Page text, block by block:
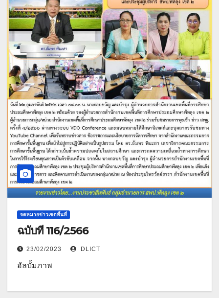
จดหมายข่าวเขตพื้นที่
ฉบับที่ 116/2566
23/02/2023 DLICT
อัลบั้มภาพ